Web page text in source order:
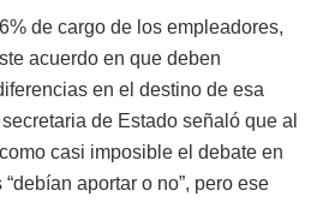
de cargo de los empleadores,
acuerdo en que deben
en el destino de esa
de Estado señaló que al
casi imposible el debate en
aportar o no”, pero ese